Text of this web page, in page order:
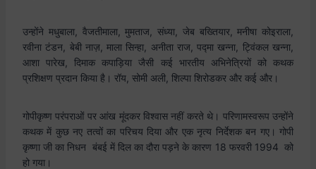
उन्होंने मधुबाला, वैजतीमाला, मुमताज, संध्या, जेब बख्तियार, मनीषा कोइराला,
रवीना टंडन, बेबी नाज़, माला सिन्हा, अनीता राज, पद्मा खन्ना, ट्विंकल खन्ना,
आशा पारेख, दिमाक कपाड़िया जैसी कई भारतीय अभिनेत्रियों को कथक
प्रशिक्षण प्रदान किया है। रॉय, सोमी अली, शिल्पा शिरोडकर और कई और।
गोपीकृष्ण परंपराओं पर आंख मूंदकर विश्वास नहीं करते थे। परिणामस्वरूप उन्होंने
कथक में कुछ नए तत्वों का परिचय दिया और एक नृत्य निर्देशक बन गए। गोपी
कृष्णा जी का निधन बंबई में दिल का दौरा पड़ने के कारण 18 फरवरी 1994 को
हो गया।